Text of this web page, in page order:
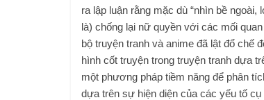
ra lập luận rằng mặc dù “nhìn bề
là) ​​chống lại nữ quyền với các mối
bộ truyện tranh và anime đã lật đổ chế
hình cốt truyện trong truyện tranh dựa
một phương pháp tiềm năng để phân
dựa trên sự hiện diện của các yếu tố